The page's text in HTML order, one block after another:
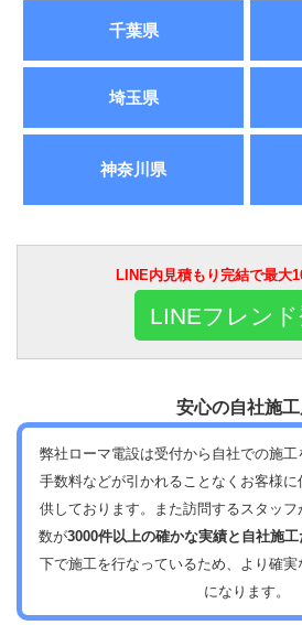
千葉県
埼玉県
神奈川県
LINE内見積もり完結で最大
LINEフレン
安心の自社施
弊社ローマ電設は受付から自社での施
手数料などが引かれることなくお客様
供しております。また訪問するスタッ
数が3000件以上の確かな実績と自社施
下で施工を行なっているため、より確
になります。